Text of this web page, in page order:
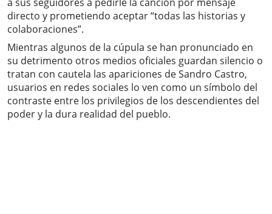
directo y prometiendo aceptar “todas las historias y
colaboraciones”.
Mientras algunos de la cúpula se han pronunciado en
su detrimento otros medios oficiales guardan silencio o
tratan con cautela las apariciones de Sandro Castro,
usuarios en redes sociales lo ven como un símbolo del
contraste entre los privilegios de los descendientes del
poder y la dura realidad del pueblo.